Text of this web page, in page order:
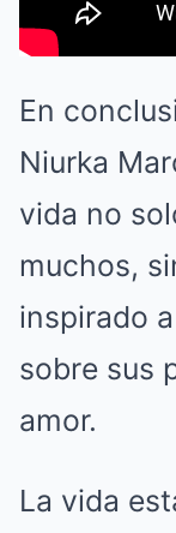
En
Niurka
vida no
muchos,
inspirado
sobre sus
amor.
La vida